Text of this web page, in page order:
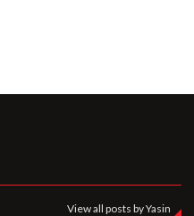
View all posts by Yasin